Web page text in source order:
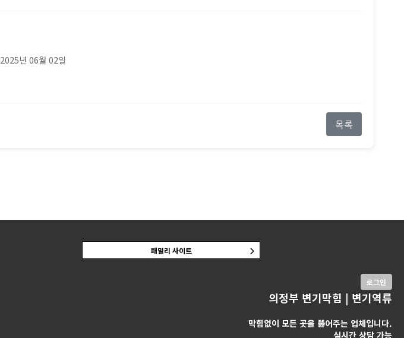
2025년 06월 02일
목록
로그인
의정부 변기막힘 | 변기역류
막힘없이 모든 곳을 뚫어주는 업체입니다.
실시간 상담 가능
패밀리 사이트